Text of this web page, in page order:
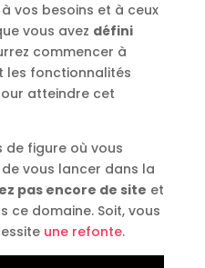
vos besoins et à ceux
vous avez défini
commencer à
les fonctionnalités
atteindre cet
de figure où vous
vous lancer dans la
pas encore de site et
ce domaine. Soit, vous
une refonte.